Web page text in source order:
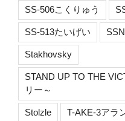
SS-506こくりゅう
SS-513たいげい
Stakhovsky
STAND UP TO THE
リー～
Stolzle T-AKE-3アラ